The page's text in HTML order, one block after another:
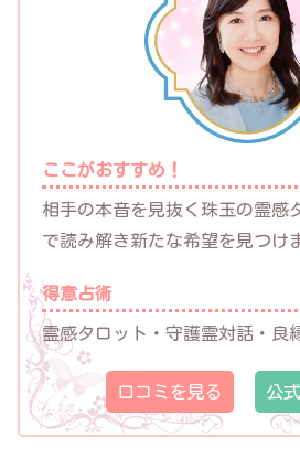
ここがおすすめ！
相手の本音を見抜く珠玉の霊感
で読み解き新たな希望を見つけ
得意占術
霊感タロット・守護霊対話・良
口コミを見る 公